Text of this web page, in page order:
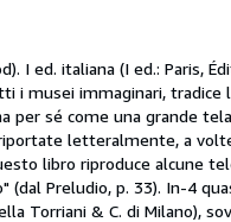
I ed. italiana (I ed.: Paris,
i musei immaginari, tradice
per sé come una grande
letteralmente, a
libro riproduce alcune
(dal Preludio, p. 33). In-4
Torriani & C. di Milano),